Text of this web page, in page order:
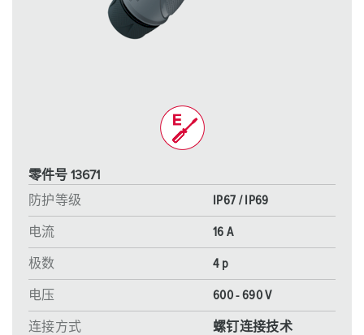
零件号 13671
防护等级
IP67 / IP69
电流 16 A
极数 4 p
电压 600 - 690 V
连接方式
螺钉连接技术